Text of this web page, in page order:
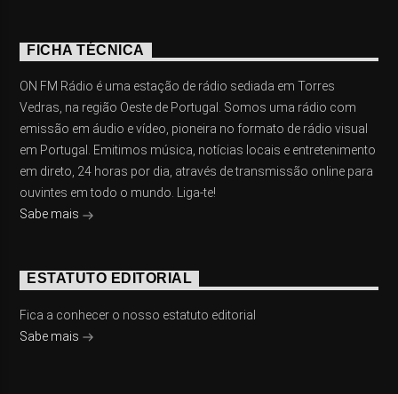
FICHA TÉCNICA
ON FM Rádio é uma estação de rádio sediada em Torres
Vedras, na região Oeste de Portugal. Somos uma rádio com
emissão em áudio e vídeo, pioneira no formato de rádio visual
em Portugal. Emitimos música, notícias locais e entretenimento
em direto, 24 horas por dia, através de transmissão online para
ouvintes em todo o mundo. Liga-te!
Sabe mais
ESTATUTO EDITORIAL
Fica a conhecer o nosso estatuto editorial
Sabe mais